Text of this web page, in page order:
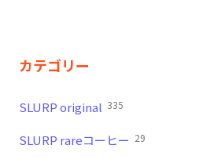
カテゴリー
SLURP original 335
SLURP rareコーヒー 29